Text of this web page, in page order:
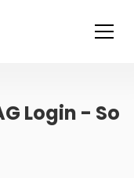
Login - So